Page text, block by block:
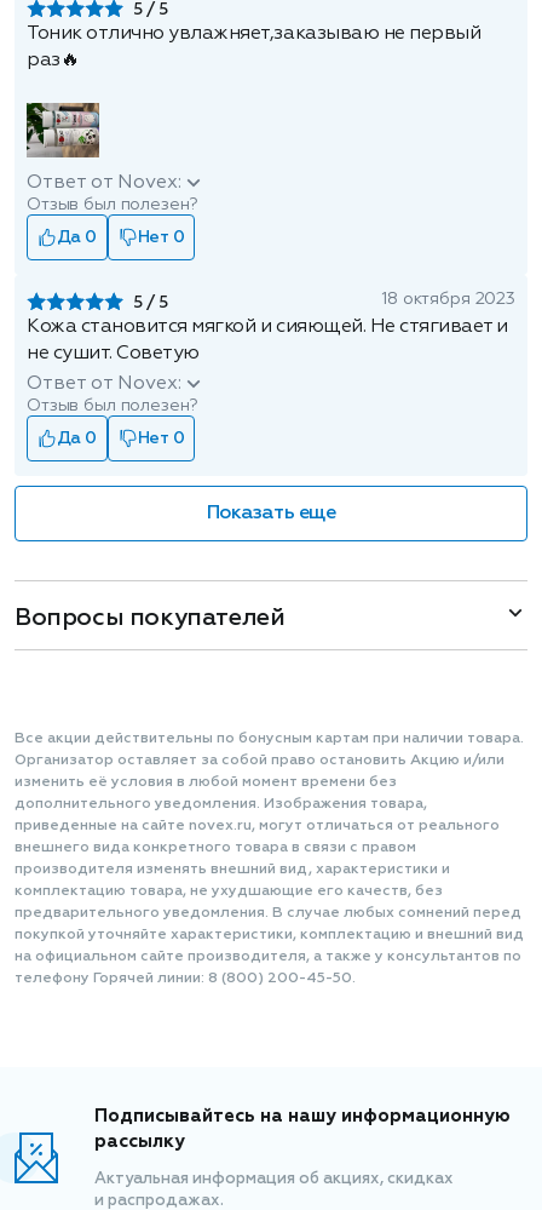
5
Тоник отлично увлажняет,заказываю не первый
раз🔥
Ответ от Novex:
Отзыв был полезен?
Да 0
Нет 0
5 18 октября 2023
Кожа становится мягкой и сияющей. Не стягивает и
не сушит. Советую
Ответ от Novex:
Отзыв был полезен?
Да 0
Нет 0
Показать еще
Вопросы покупателей
Все акции действительны по бонусным картам при наличии товара.
Организатор оставляет за собой право остановить Акцию и/или
изменить её условия в любой момент времени без
дополнительного уведомления. Изображения товара,
приведенные на сайте novex.ru, могут отличаться от реального
внешнего вида конкретного товара в связи с правом
производителя изменять внешний вид, характеристики и
комплектацию товара, не ухудшающие его качеств, без
предварительного уведомления. В случае любых сомнений перед
покупкой уточняйте характеристики, комплектацию и внешний вид
на официальном сайте производителя, а также у консультантов по
телефону Горячей линии: 8 (800) 200-45-50.
Подписывайтесь на нашу информационную
рассылку
Актуальная информация об акциях, скидках
и распродажах.